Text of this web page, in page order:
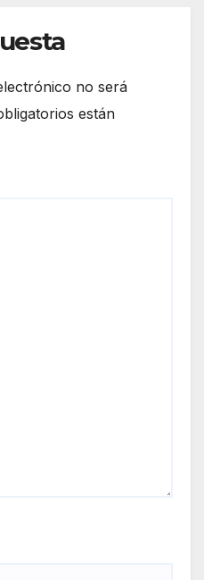
no será
están